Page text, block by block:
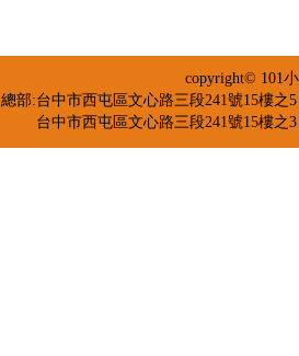
copyright©
總部:台中市西屯區文心路三段241號15樓
台中市西屯區文心路三段241號15樓